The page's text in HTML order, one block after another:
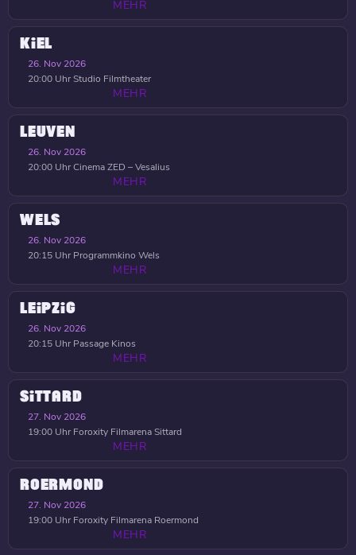
MEHR
KIEL
26. Nov 2026
20:00 UhrStudio Filmtheater
MEHR
LEUVEN
26. Nov 2026
20:00 UhrCinema ZED – Vesalius
MEHR
WELS
26. Nov 2026
20:15 Uhr Programmkino Wels
MEHR
LEIPZIG
26. Nov 2026
20:15 Uhr Passage Kinos
MEHR
SITTARD
27. Nov 2026
19:00 Uhr Foroxity Filmarena Sittard
MEHR
ROERMOND
27. Nov 2026
19:00 Uhr Foroxity Filmarena Roermond
MEHR